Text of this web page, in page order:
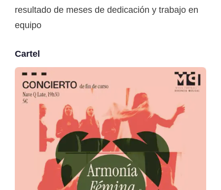
resultado de meses de dedicación y trabajo en
equipo
Cartel